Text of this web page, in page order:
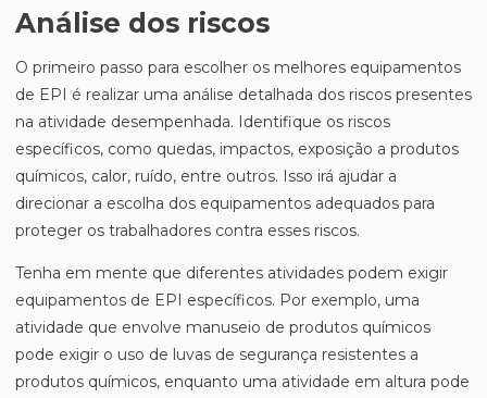
Análise dos riscos
O primeiro passo para escolher os melhores equipamentos
de EPI é realizar uma análise detalhada dos riscos presentes
na atividade desempenhada. Identifique os riscos
específicos, como quedas, impactos, exposição a produtos
químicos, calor, ruído, entre outros. Isso irá ajudar a
direcionar a escolha dos equipamentos adequados para
proteger os trabalhadores contra esses riscos.
Tenha em mente que diferentes atividades podem exigir
equipamentos de EPI específicos. Por exemplo, uma
atividade que envolve manuseio de produtos químicos
pode exigir o uso de luvas de segurança resistentes a
produtos químicos, enquanto uma atividade em altura pode